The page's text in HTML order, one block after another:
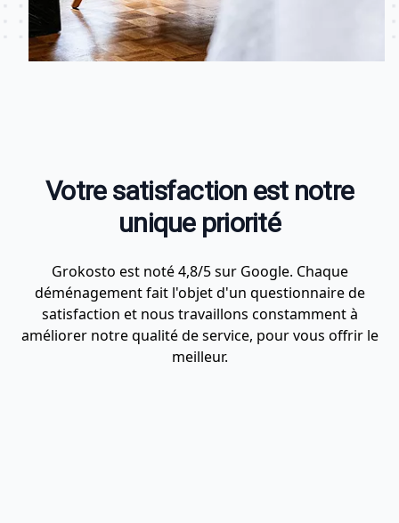
Votre satisfaction est notre
unique priorité
Grokosto est noté 4,8/5 sur Google. Chaque
déménagement fait l'objet d'un questionnaire de
satisfaction et nous travaillons constamment à
améliorer notre qualité de service, pour vous offrir le
meilleur.